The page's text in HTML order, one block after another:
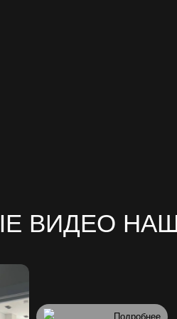
ВИДЕО
Подробнее